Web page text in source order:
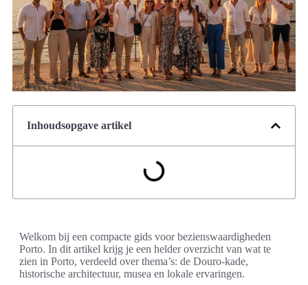
Inhoudsopgave artikel
Welkom bij een compacte gids voor bezienswaardigheden
Porto. In dit artikel krijg je een helder overzicht van wat te
zien in Porto, verdeeld over thema’s: de Douro-kade,
historische architectuur, musea en lokale ervaringen.